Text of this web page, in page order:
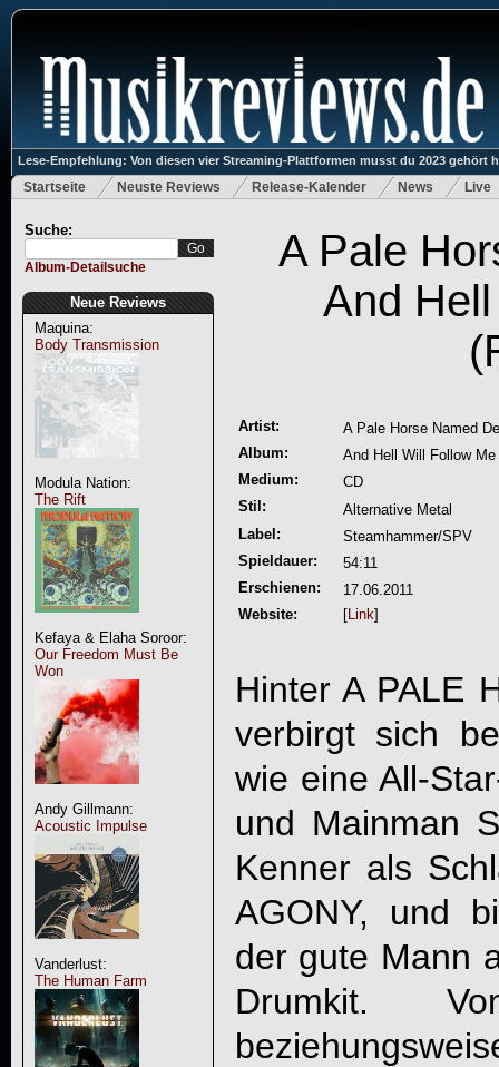
Lese-Empfehlung: Von diesen vier Streaming-Plattformen musst du 2023 gehört
Startseite Neuste Reviews Release-Kalender News Live
Suche:
Album-Detailsuche
Neue Reviews
Maquina:
Body Transmission
Modula Nation:
The Rift
Kefaya & Elaha Soroor:
Our Freedom Must Be
Won
Andy Gillmann:
Acoustic Impulse
Vanderlust:
The Human Farm
A Pale
And
Artist:
A Pale Horse Named
Album:
And Hell Will Follow Me
Medium:
CD
Stil:
Alternative Metal
Label:
Steamhammer/SPV
Spieldauer:
54:11
Erschienen:
17.06.2011
Website:
[Link]
Hinter A PALE
verbirgt sich
wie eine All-
und Mainman
Kenner als
AGONY, und
der gute Mann
Drumkit.